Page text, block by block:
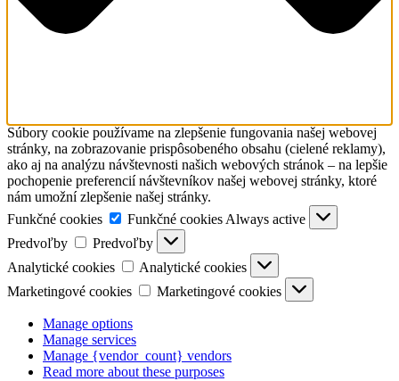
Súbory cookie používame na zlepšenie fungovania našej webovej
stránky, na zobrazovanie prispôsobeného obsahu (cielené reklamy),
ako aj na analýzu návštevnosti našich webových stránok – na lepšie
pochopenie preferencií návštevníkov našej webovej stránky, ktoré
nám umožní zlepšenie našej stránky.
Funkčné cookies
Funkčné cookies Always active
Predvoľby
Predvoľby
Analytické cookies
Analytické cookies
Marketingové cookies
Marketingové cookies
Manage options
Manage services
Manage {vendor_count} vendors
Read more about these purposes